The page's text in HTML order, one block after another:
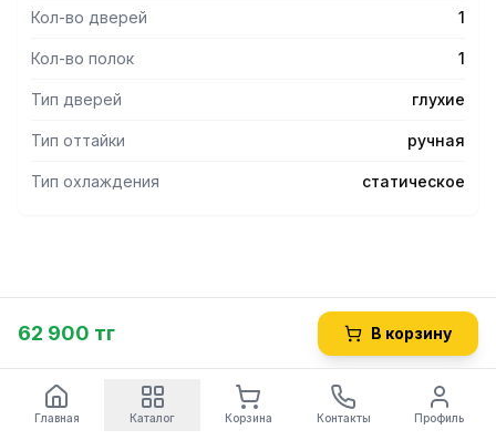
Кол-во дверей 1
Кол-во полок 1
Тип дверей глухие
Тип оттайки ручная
Тип охлаждения статическое
62 900 тг В корзину
Главная Каталог Корзина Контакты Профиль